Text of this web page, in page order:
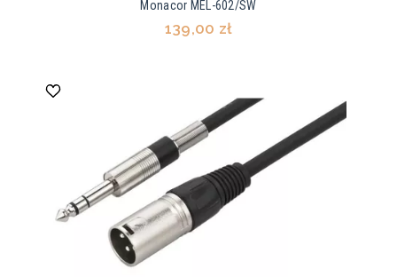
Monacor MEL-602/SW
139,00 zł